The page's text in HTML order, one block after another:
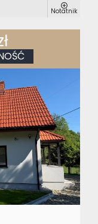
Notatnik